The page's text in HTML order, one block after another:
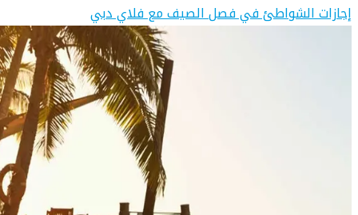
إجازات الشواطئ في فصل الصيف مع فلاي دبي